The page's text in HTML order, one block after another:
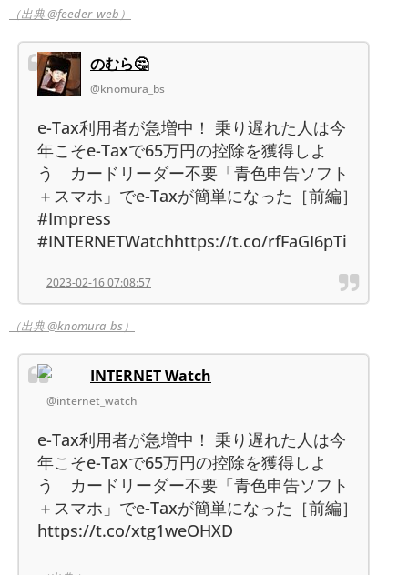
（出典 @feeder_web）
のむら🤔
@knomura_bs
e-Tax利用者が急増中！ 乗り遅れた人は今
年こそe-Taxで65万円の控除を獲得しよ
う カードリーダー不要「青色申告ソフト
＋スマホ」でe-Taxが簡単になった［前編］
#Impress
#INTERNETWatchhttps://t.co/rfFaGI6pTi
2023-02-16 07:08:57
（出典 @knomura_bs）
INTERNET Watch
@internet_watch
e-Tax利用者が急増中！ 乗り遅れた人は今
年こそe-Taxで65万円の控除を獲得しよ
う カードリーダー不要「青色申告ソフト
＋スマホ」でe-Taxが簡単になった［前編］
https://t.co/xtg1weOHXD